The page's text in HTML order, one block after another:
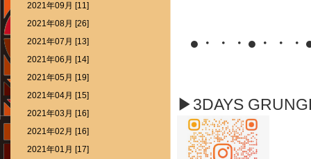
●・・・●・・
▶3DAYS
2021年09月 [11]
2021年08月 [26]
2021年07月 [13]
2021年06月 [14]
2021年05月 [19]
2021年04月 [15]
2021年03月 [16]
2021年02月 [16]
2021年01月 [17]